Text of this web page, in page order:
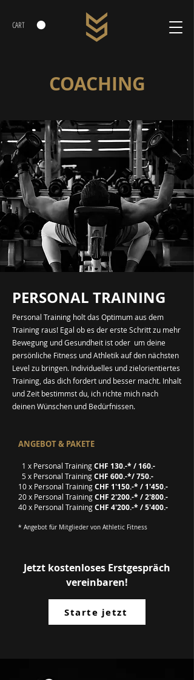
CART
COACHING
PERSONAL TRAINING
Personal Training holt das Optimum aus dem
Training raus! Egal ob es der erste Schritt zu mehr
Bewegung und Gesundheit ist oder um deine
persönliche Fitness und Athletik auf den nächsten
Level zu bringen. Individuelles und zielorientiertes
Training, das dich fordert und besser macht. Inhalt
und Zeit bestimmst du, ich richte mich nach
deinen Wünschen und Bedürfnissen.
ANGEBOT & PAKETE
1 x Personal TrainingCHF 130.-* / 160.-
5 x Personal TrainingCHF 600.-*/ 750.-
10 x Personal TrainingCHF 1'150.-* / 1'450.-
20 x Personal TrainingCHF 2'200.-* / 2'800.-
40 x Personal TrainingCHF 4'200.-* / 5'400.-
* Angebot für Mitglieder von Athletic Fitness
Jetzt kostenloses Erstgespräch
vereinbaren!
Starte jetzt